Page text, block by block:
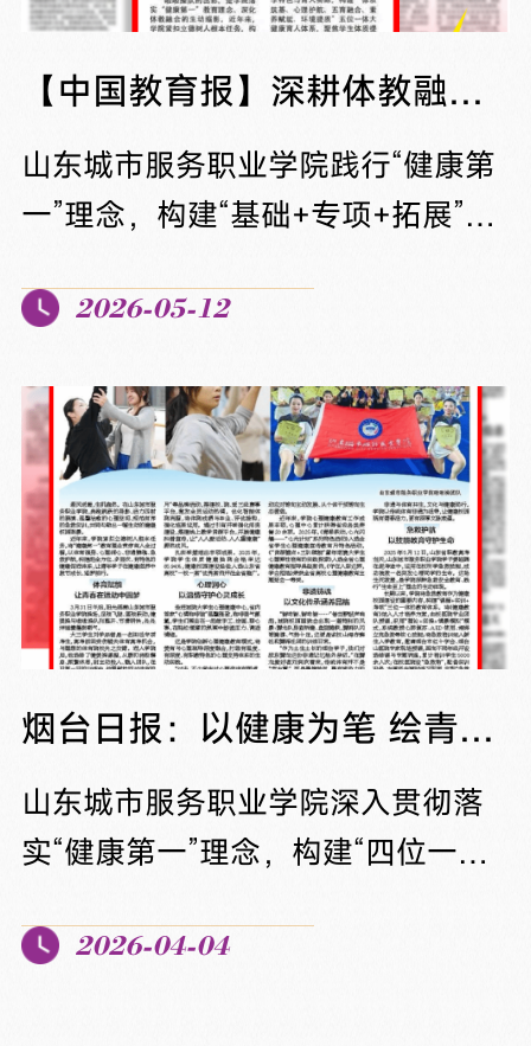
市服务职业学院校企协同育人工作
坊专门给勇创新、敢创业的学生设
能大赛，...
【中国教育报】深耕体教融合 健康为笔绘青春底色
山东城市服务职业学院践行“健康第
一”理念，构建“基础+专项+拓展”体
和急救教育。近期进一步推进“五位
院样板”，全面提升学生体质与素
养。5月12日，《中国教育报》对学
校的成功经验做了报道。不久前，
山东城市服务职业学院啦啦操训练
房内，动感旋律不绝于耳，队员们
正在刻苦排练。镜面墙前，彩色花
球在空中划出整齐弧线，踢腿、托
浸透训练服，...
2026-05-12
烟台日报：以健康为笔 绘青春底色
山东城市服务职业学院深入贯彻落
实“健康第一”理念，构建“四位一体”
理润心、非遗铸魂、急救护航，全
2026-04-04